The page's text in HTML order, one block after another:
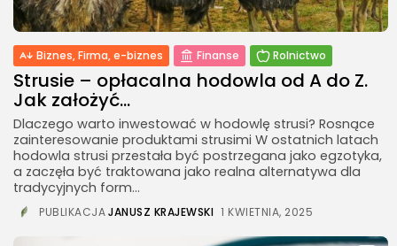
NAJPOPULARNIEJSZE KATEGORIE
Rolnictwo
176Artykuły
Dom i Ogród
145Artykuły
Natura i ekologia
127Artykuły
Ciekawostki
Biznes, Firma, e-biznes Finanse Rolnictwo
Strusie – opłacalna hodowla od A do Z.
Jak założyć...
Dlaczego warto inwestować w hodowlę strusi? Rosnące
zainteresowanie produktami strusimi W ostatnich latach
hodowla strusi przestała być postrzegana jako egzotyka,
a zaczęła być traktowana jako realna alternatywa dla
tradycyjnych form...
PUBLIKACJAJANUSZ KRAJEWSKI 1 KWIETNIA, 2025